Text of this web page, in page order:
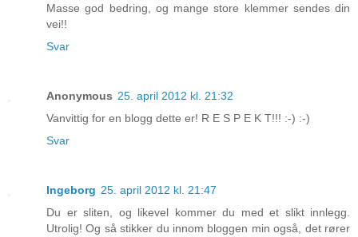
Masse god bedring, og mange store klemmer sendes din
vei!!
Svar
Anonymous 25. april 2012 kl. 21:32
Vanvittig for en blogg dette er! R E S P E K T!!! :-) :-)
Svar
Ingeborg 25. april 2012 kl. 21:47
Du er sliten, og likevel kommer du med et slikt innlegg.
Utrolig! Og så stikker du innom bloggen min også, det rører